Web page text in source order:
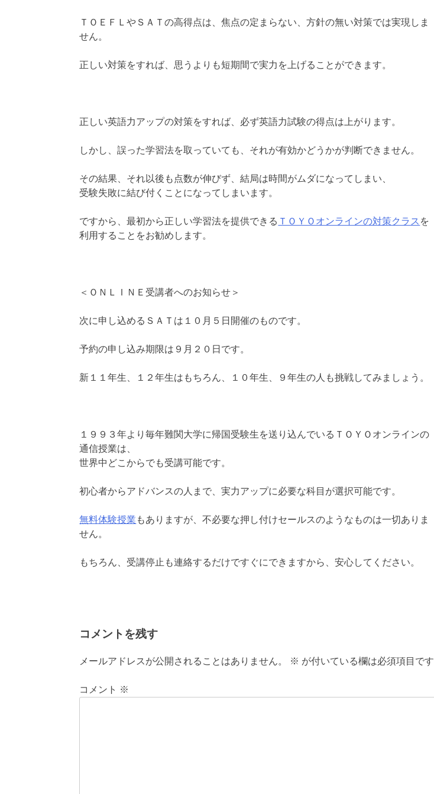
ＴＯＥＦＬやＳＡＴの高得点は、焦点の定まらない、方針の無い対策では実現しま
せん。
正しい対策をすれば、思うよりも短期間で実力を上げることができます。
正しい英語力アップの対策をすれば、必ず英語力試験の得点は上がります。
しかし、誤った学習法を取っていても、それが有効かどうかが判断できません。
その結果、それ以後も点数が伸びず、結局は時間がムダになってしまい、
受験失敗に結び付くことになってしまいます。
ですから、最初から正しい学習法を提供できる ＴＯＹＯオンラインの対策クラス を
利用することをお勧めします。
＜ＯＮＬＩＮＥ受講者へのお知らせ＞
次に申し込めるＳＡＴは１０月５日開催のものです。
予約の申し込み期限は９月２０日です。
新１１年生、１２年生はもちろん、１０年生、９年生の人も挑戦してみましょう。
１９９３年より毎年難関大学に帰国受験生を送り込んでいるＴＯＹＯオンラインの
通信授業は、
世界中どこからでも受講可能です。
初心者からアドバンスの人まで、実力アップに必要な科目が選択可能です。
無料体験授業 もありますが、不必要な押し付けセールスのようなものは一切ありま
せん。
もちろん、受講停止も連絡するだけですぐにできますから、安心してください。
コメントを残す
メールアドレスが公開されることはありません。 ※ が付いている欄は必須項目です
コメント ※